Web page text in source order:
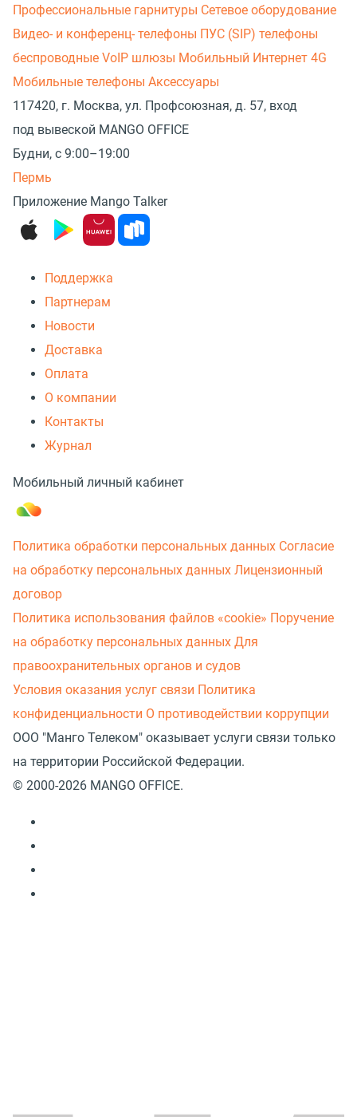
Профессиональные гарнитуры Сетевое оборудование
Видео- и конференц- телефоны ПУС (SIP) телефоны
беспроводные VoIP шлюзы Мобильный Интернет 4G
Мобильные телефоны Аксессуары
117420, г. Москва, ул. Профсоюзная, д. 57, вход
под вывеской MANGO OFFICE
Будни, с 9:00–19:00
Пермь
Приложение Mango Talker
Поддержка
Партнерам
Новости
Доставка
Оплата
О компании
Контакты
Журнал
Мобильный личный кабинет
Политика обработки персональных данных Согласие
на обработку персональных данных Лицензионный
договор
Политика использования файлов «cookie» Поручение
на обработку персональных данных Для
правоохранительных органов и судов
Условия оказания услуг связи Политика
конфиденциальности О противодействии коррупции
ООО "Манго Телеком" оказывает услуги связи только
на территории Российской Федерации.
© 2000-2026 MANGO OFFICE.